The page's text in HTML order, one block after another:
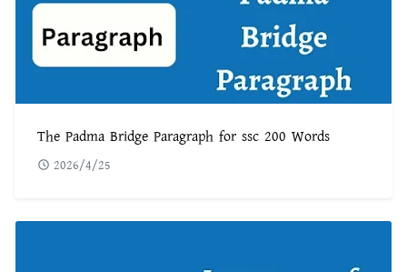
The Padma Bridge Paragraph for ssc 200 Words
2026/4/25